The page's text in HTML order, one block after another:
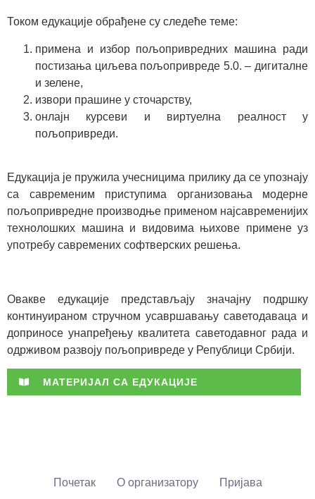
Током едукације обрађене су следеће теме:
примена и избор пољопривредних машина ради
постизања циљева пољопривреде 5.0. – дигиталне
и зелене,
извори прашине у сточарству,
онлајн курсеви и виртуелна реалност у
пољопривреди.
Едукација је пружила учесницима прилику да се упознају
са савременим приступима организовања модерне
пољопривредне производње применом најсавременијих
технолошких машина и видовима њихове примене уз
употребу савремених софтверских решења.
Овакве едукације представљају значајну подршку
континуираном стручном усавршавању саветодаваца и
доприносе унапређењу квалитета саветодавног рада и
одрживом развоју пољопривреде у Републици Србији.
МАТЕРИЈАЛ СА ЕДУКАЦИЈЕ
Почетак О организатору Пријава